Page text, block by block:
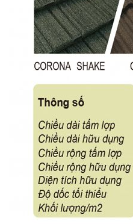
GỖ NHÂN TẠO
GỖ SINH THÁI
VÁN OSB (VÁN
MÁI LÁ NHÂN
MASTER